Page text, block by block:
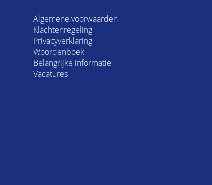
Algemene voorwaarden
Klachtenregeling
Privacyverklaring
Woordenboek
Belangrijke informatie
Vacatures